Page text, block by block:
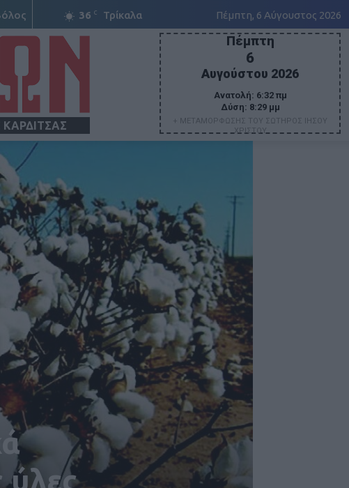
36 C Τρίκαλα Πέμπτη, 6 Αύγουστος 2026
Πέμπτη
6
Αυγούστου 2026
Ανατολή: 6:32 πμ
Δύση: 8:29 μμ
+ ΜΕΤΑΜΟΡΦΩΣΗΣ ΤΟΥ ΣΩΤΗΡΟΣ ΙΗΣΟΥ
ΧΡΙΣΤΟΥ
ύλες